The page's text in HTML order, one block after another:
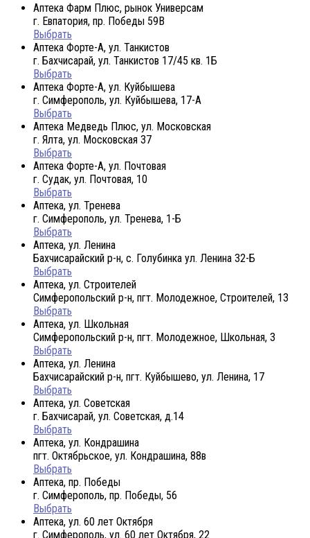
Аптека Фарм Плюс, рынок Универсам
г. Евпатория, пр. Победы 59В
Выбрать
Аптека Форте-А, ул. Танкистов
г. Бахчисарай, ул. Танкистов 17/45 кв. 1Б
Выбрать
Аптека Форте-А, ул. Куйбышева
г. Симферополь, ул. Куйбышева, 17-А
Выбрать
Аптека Медведь Плюс, ул. Московская
г. Ялта, ул. Московская 37
Выбрать
Аптека Форте-А, ул. Почтовая
г. Судак, ул. Почтовая, 10
Выбрать
Аптека, ул. Тренева
г. Симферополь, ул. Тренева, 1-Б
Выбрать
Аптека, ул. Ленина
Бахчисарайский р-н, с. Голубинка ул. Ленина 32-Б
Выбрать
Аптека, ул. Строителей
Симферопольский р-н, пгт. Молодежное, Строителей, 13
Выбрать
Аптека, ул. Школьная
Симферопольский р-н, пгт. Молодежное, Школьная, 3
Выбрать
Аптека, ул. Ленина
Бахчисарайский р-н, пгт. Куйбышево, ул. Ленина, 17
Выбрать
Аптека, ул. Советская
г. Бахчисарай, ул. Советская, д.14
Выбрать
Аптека, ул. Кондрашина
пгт. Октябрьское, ул. Кондрашина, 88в
Выбрать
Аптека, пр. Победы
г. Симферополь, пр. Победы, 56
Выбрать
Аптека, ул. 60 лет Октября
г. Симферополь, ул. 60 лет Октября, 22